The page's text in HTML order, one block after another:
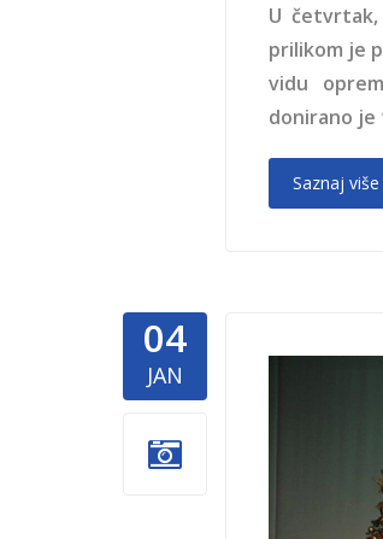
U
prilikom je
vidu
donirano
Saznaj više
04
JAN